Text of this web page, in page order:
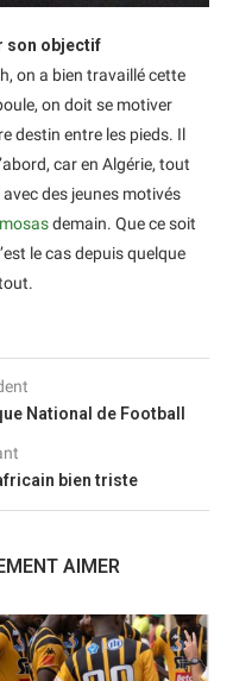
son objectif
on a bien travaillé cette
on doit se motiver
destin entre les pieds. Il
car en Algérie, tout
des jeunes motivés
demain. Que ce soit
le cas depuis quelque
National de Football
bien triste
AIMER